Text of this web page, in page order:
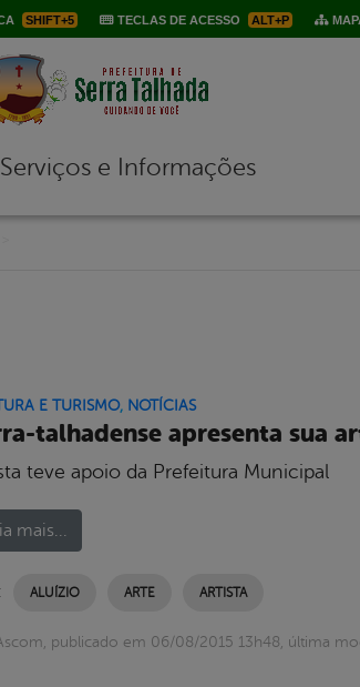
SHIFT+5 TECLAS DE ACESSO ALT+P
menu principal de navegação
Serviços e Informações
está aqui:
E TURISMO, NOTÍCIAS
talhadense apresenta sua
teve apoio da Prefeitura Municipal
mais...
ALUÍZIO ARTE ARTISTA
publicado em 06/08/2015 13h48, última